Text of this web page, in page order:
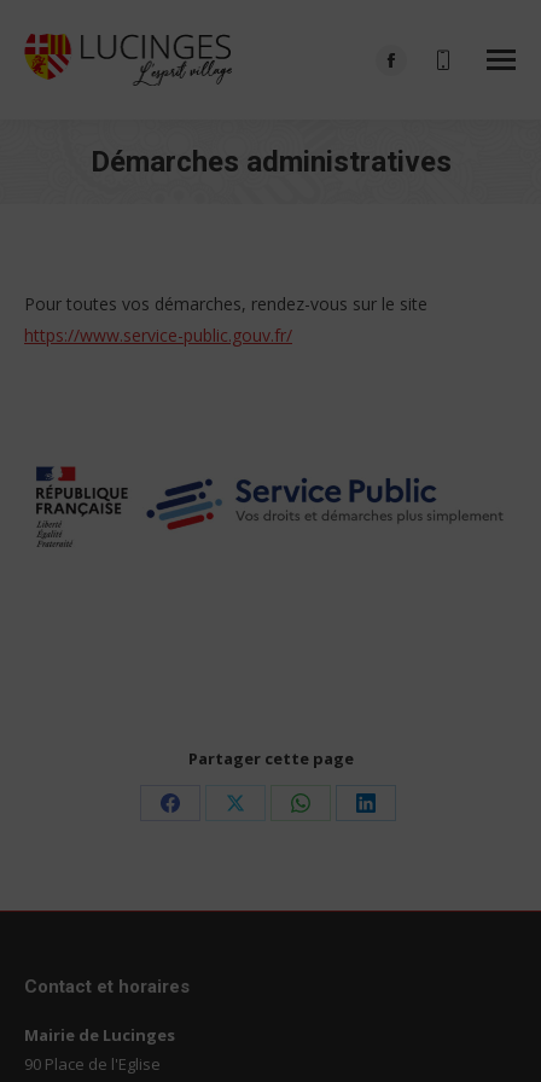
Facebook
in
Démarches administratives
Pour toutes vos démarches, rendez-vous sur le site
https://www.service-public.gouv.fr/
Partager cette page
Share
Share
Share
Share
Contact et horaires
Mairie de Lucinges
90 Place de l'Eglise